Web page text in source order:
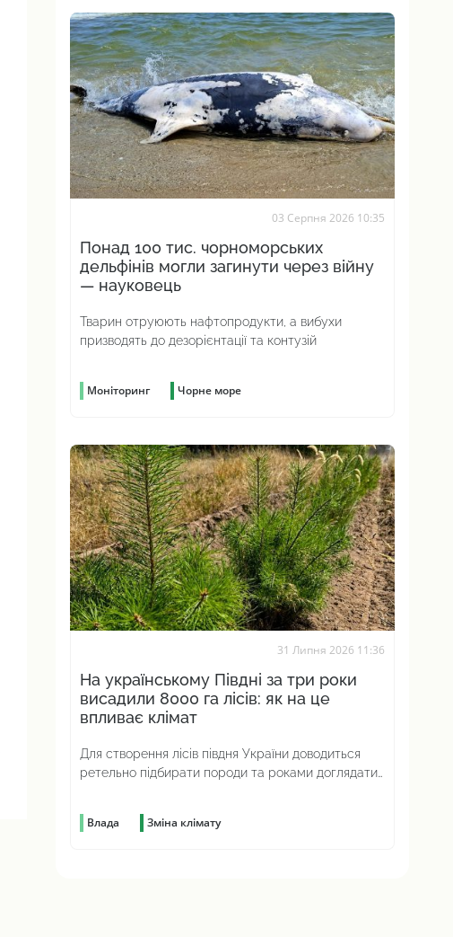
03 Серпня 2026 10:35
Понад 100 тис. чорноморських
дельфінів могли загинути через війну
— науковець
Тварин отруюють нафтопродукти, а вибухи
призводять до дезорієнтації та контузій
Моніторинг Чорне море
31 Липня 2026 11:36
На українському Півдні за три роки
висадили 8000 га лісів: як на це
впливає клімат
Для створення лісів півдня України доводиться
ретельно підбирати породи та роками доглядати
Влада Зміна клімату